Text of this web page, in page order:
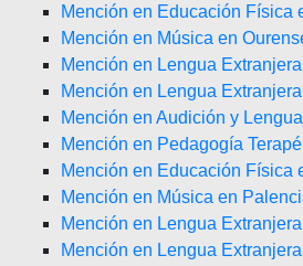
Mención en Educación Física
Mención en Música en
Mención en Lengua
Mención en Lengua
Mención en Audición y
Mención en Pedagogía
Mención en Educación Física
Mención en Música en
Mención en Lengua
Mención en Lengua